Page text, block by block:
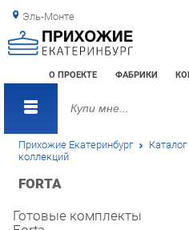
Эль-Монте
О ПРОЕКТЕ ФАБРИКИ
Прихожие Екатеринбург Каталог
коллекций
FORTA
Готовые комплекты
Forta